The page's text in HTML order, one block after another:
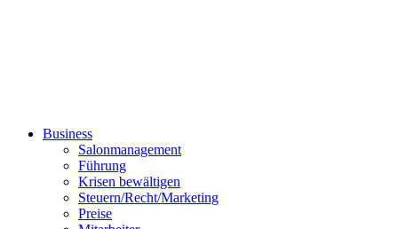
Business
Salonmanagement
Führung
Krisen bewältigen
Steuern/Recht/Marketing
Preise